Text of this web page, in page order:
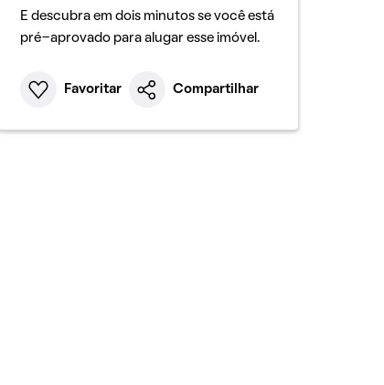
E descubra em dois minutos se você está
pré-aprovado para alugar esse imóvel.
Favoritar Compartilhar